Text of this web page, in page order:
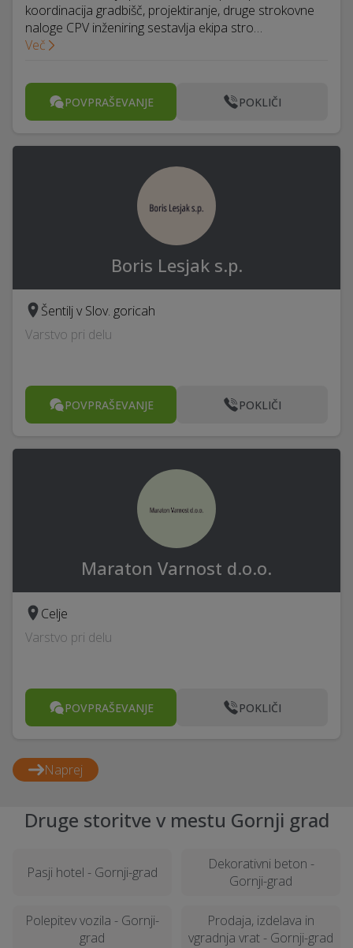
koordinacija gradbišč, projektiranje, druge strokovne
naloge CPV inženiring sestavlja ekipa stro…
Več
POVPRAŠEVANJE POKLIČI
Boris Lesjak s.p.
Šentilj v Slov. goricah
Varstvo pri delu
POVPRAŠEVANJE POKLIČI
Maraton Varnost d.o.o.
Celje
Varstvo pri delu
POVPRAŠEVANJE POKLIČI
Naprej
Druge storitve v mestu Gornji grad
Pasji hotel - Gornji-grad
Dekorativni beton -
Gornji-grad
Polepitev vozila - Gornji-
grad
Prodaja, izdelava in
vgradnja vrat - Gornji-grad